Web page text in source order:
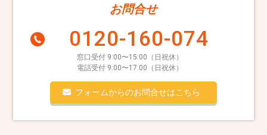
お問合せ
0120-160-074
窓口受付 9:00〜15:00（日祝休）
電話受付 9:00〜17:00（日祝休）
フォームからのお問合せはこちら